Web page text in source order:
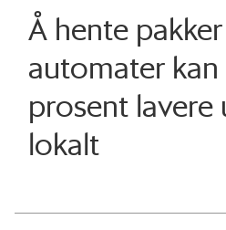
Å hente
automater kan
prosent lavere
lokalt